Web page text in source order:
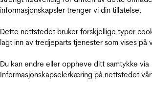
informasjonskapsler trenger vi din tillatelse.
Dette nettstedet bruker forskjellige typer
lagt inn av tredjeparts tjenester som vises på
Du kan endre eller oppheve ditt samtykke via
Informasjonskapselerkæring på nettstedet